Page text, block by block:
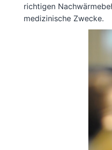
richtigen
medizinische Zwecke.